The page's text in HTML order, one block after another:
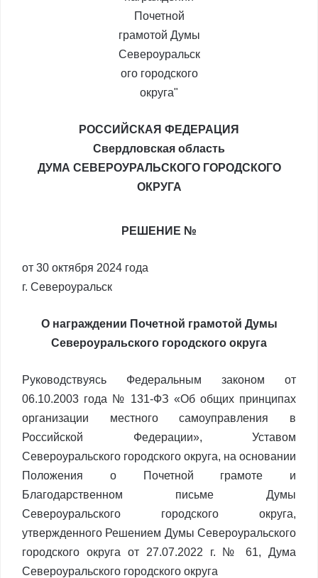
РОССИЙСКАЯ ФЕДЕРАЦИЯ
Свердловская область
ДУМА СЕВЕРОУРАЛЬСКОГО ГОРОДСКОГО
ОКРУГА
РЕШЕНИЕ №
от 30 октября 2024 года
г. Североуральск
О награждении Почетной грамотой Думы
Североуральского городского округа
Руководствуясь Федеральным законом от
06.10.2003 года № 131-ФЗ «Об общих принципах
организации местного самоуправления в
Российской Федерации», Уставом
Североуральского городского округа, на основании
Положения о Почетной грамоте и
Благодарственном письме Думы
Североуральского городского округа,
утвержденного Решением Думы Североуральского
городского округа от 27.07.2022 г. № 61, Дума
Североуральского городского округа